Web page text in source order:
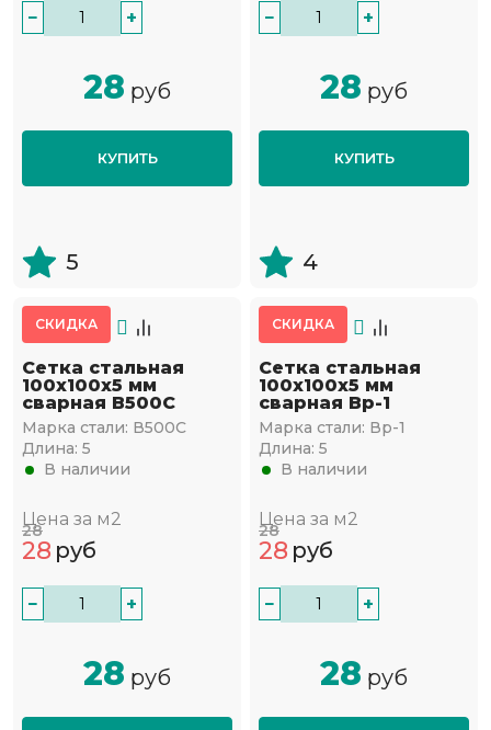
− +
28 руб
КУПИТЬ
5
− +
28 руб
КУПИТЬ
4
СКИДКА
Сетка стальная
100х100х5 мм
сварная В500С
Марка стали: В500С
Длина: 5
В наличии
Цена за м2
28
28 руб
− +
28 руб
СКИДКА
Сетка стальная
100х100х5 мм
сварная Вр-1
Марка стали: Вр-1
Длина: 5
В наличии
Цена за м2
28
28 руб
− +
28 руб